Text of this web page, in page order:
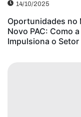
14/10/2025
Oportunidades no
Novo PAC: Como
Impulsiona o Setor